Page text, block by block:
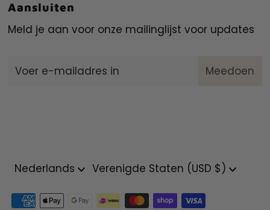
Aansluiten
Meld je aan voor onze mailinglijst voor updates
Voer
e-
Taal
Nederlands Munteenheid
Verenigde Staten (USD $)